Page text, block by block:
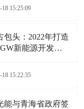
18 15:25:09
包头：2022年打造
新能源开发基
18 15:22:35
能与青海省政府签